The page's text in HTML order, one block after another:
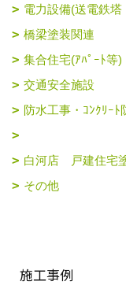
電力設備(送電鉄
橋梁塗装関連
集合住宅(ｱﾊﾟｰﾄ等)
交通安全施設
防水工事・ｺﾝｸﾘｰﾄ
白河店 戸建住宅
その他
施工事例